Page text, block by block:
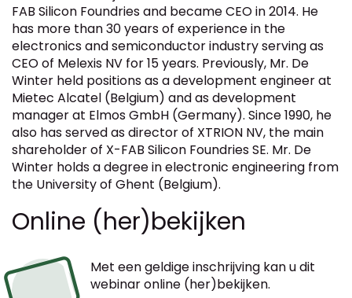
FAB Silicon Foundries and became CEO in 2014. He
has more than 30 years of experience in the
electronics and semiconductor industry serving as
CEO of Melexis NV for 15 years. Previously, Mr. De
Winter held positions as a development engineer at
Mietec Alcatel (Belgium) and as development
manager at Elmos GmbH (Germany). Since 1990, he
also has served as director of XTRION NV, the main
shareholder of X-FAB Silicon Foundries SE. Mr. De
Winter holds a degree in electronic engineering from
the University of Ghent (Belgium).
Online (her)bekijken
Met een geldige inschrijving kan u dit
webinar online (her)bekijken.